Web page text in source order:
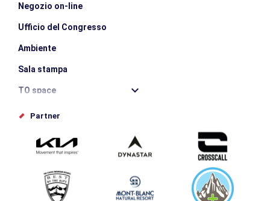
Negozio on-line
Ufficio del Congresso
Ambiente
Sala stampa
TO space
Offices de tourisme
Inviate il vostro evento
Service groupes et séminaires
Scaricare
Partner